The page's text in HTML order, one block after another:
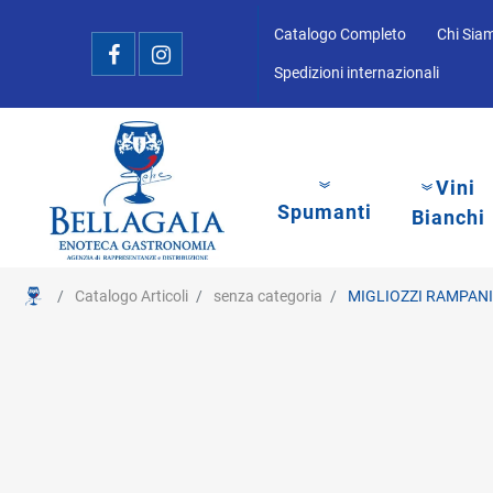
Catalogo Completo Chi
Spedizioni internazionali
Spumanti
Vini
Bianchi
Catalogo Articoli senza categoria MIGLIOZZI